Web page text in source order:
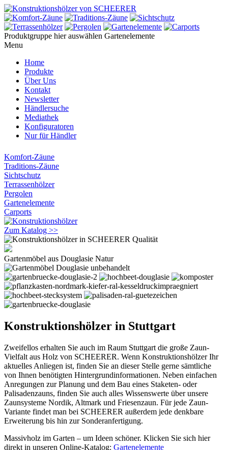
Produktgruppe hier auswählen Gartenelemente
Menu
Home
Produkte
Über Uns
Kontakt
Newsletter
Händlersuche
Mediathek
Konfiguratoren
Nur für Händler
Komfort-Zäune
Traditions-Zäune
Sichtschutz
Terrassenhölzer
Pergolen
Gartenelemente
Carports
Zum Katalog >>
Gartenmöbel aus Douglasie Natur
Konstruktionshölzer in Stuttgart
Zweifellos erhalten Sie auch im Raum Stuttgart die große Zaun-
Vielfalt aus Holz von SCHEERER. Wenn Konstruktionshölzer Ihr
aktuelles Anliegen ist, finden Sie an dieser Stelle gerne sämtliche
von Ihnen benötigten Hintergrundinformationen. Neben einfachen
Anregungen zur Planung und dem Bau eines Staketen- oder
Palisadenzauns, finden Sie auch alles Wissenswerte über unsere
Zaunsysteme Nordik, Altmark und Friesenzaun. Für jede Zaun-
Variante findet man bei SCHEERER außerdem jede denkbare
Erweiterung bis hin zur Sonderanfertigung.
Massivholz im Garten – um Ideen schöner. Klicken Sie sich hier
direkt in unseren Online-Katalog: Gartenelemente